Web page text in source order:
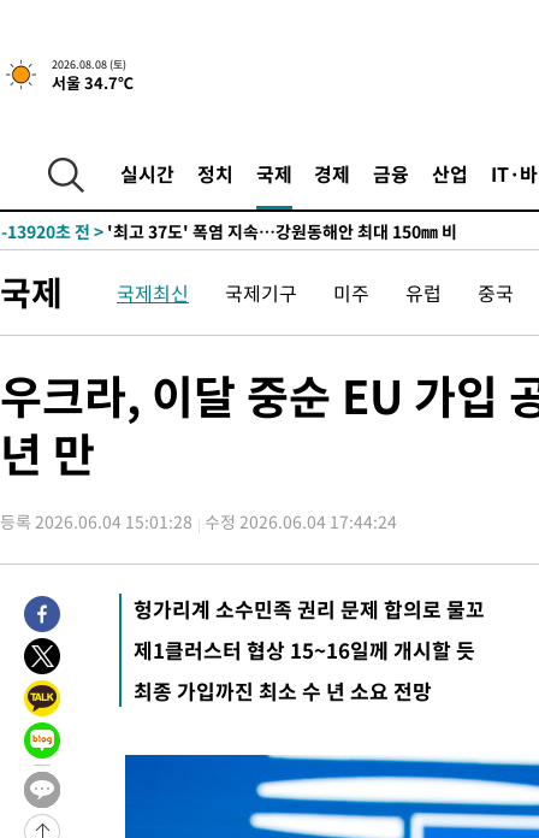
2026.08.08 (토)
서울 34.7℃
실시간 정치 국제 경제 금융 산업 IT·
-7066초 전 >[속보]뉴욕증시 상승 마감…S&P 0.6% 나스닥 1.3%↑
-29764초 전 >극한폭염 한풀 꺾이지만…'낮 최고 35도' 무더위, 열대야 계속
-25299초 전 >
[속보]'압수수색·성접대 논란' 축구협회 "실망과 걱정 안겨드
-13920초 전 >
-7046초 전 > [속보]뉴욕증시 상승 마감…S&P 0.6% 나스닥 1.3%↑
주 날씨]
-26802초 전 >
축구협회 "압수수색·성접대 논란 사과…쇄신의 기회로 삼겠
-25319초 전 >[속보]'압수수색·성접대 논란' 축구협회 "실망과 걱정 안겨드
-7066초 전 > [속보]뉴욕증시 상승 마감…S&P 0.6% 나스닥 1.3%↑
국제 국제최신 국제기구 미주 유럽 중국
우크라, 이달 중순 EU 가입
년 만
등록 2026.06.04 15:01:28 수정 2026.06.04 17:44:24
헝가리계 소수민족 권리 문제 합의로 물꼬
제1클러스터 협상 15~16일께 개시할 듯
최종 가입까진 최소 수 년 소요 전망